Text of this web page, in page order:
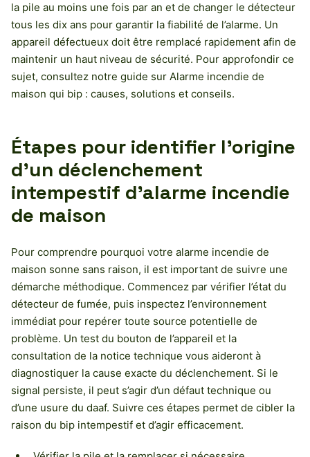
la pile au moins une fois par an et de changer le détecteur
tous les dix ans pour garantir la fiabilité de l’alarme. Un
appareil défectueux doit être remplacé rapidement afin de
maintenir un haut niveau de sécurité. Pour approfondir ce
sujet, consultez notre guide sur Alarme incendie de
maison qui bip : causes, solutions et conseils.
Étapes pour identifier l’origine
d’un déclenchement
intempestif d’alarme incendie
de maison
Pour comprendre pourquoi votre alarme incendie de
maison sonne sans raison, il est important de suivre une
démarche méthodique. Commencez par vérifier l’état du
détecteur de fumée, puis inspectez l’environnement
immédiat pour repérer toute source potentielle de
problème. Un test du bouton de l’appareil et la
consultation de la notice technique vous aideront à
diagnostiquer la cause exacte du déclenchement. Si le
signal persiste, il peut s’agir d’un défaut technique ou
d’une usure du daaf. Suivre ces étapes permet de cibler la
raison du bip intempestif et d’agir efficacement.